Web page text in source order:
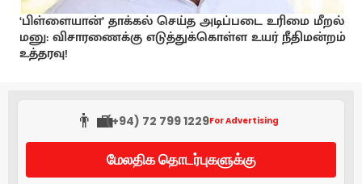
‘பிள்ளையான்’ தாக்கல் செய்த அடிப்படை உரிமை மீறல்
மனு: விசாரணைக்கு எடுத்துக்கொள்ள உயர் நீதிமன்றம்
உத்தரவு!
👨‍💼(+94) 72 799 1229For Advertising
மேலதிக தொடர்புகளுக்கு